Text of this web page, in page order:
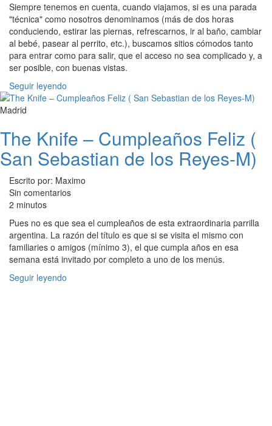
Siempre tenemos en cuenta, cuando viajamos, si es una parada
"técnica" como nosotros denominamos (más de dos horas
conduciendo, estirar las piernas, refrescarnos, ir al baño, cambiar
al bebé, pasear al perrito, etc.), buscamos sitios cómodos tanto
para entrar como para salir, que el acceso no sea complicado y, a
ser posible, con buenas vistas.
Seguir leyendo
Madrid
The Knife – Cumpleaños Feliz (
San Sebastian de los Reyes-M)
Escrito por: Maximo
Sin comentarios
2 minutos
Pues no es que sea el cumpleaños de esta extraordinaria parrilla
argentina. La razón del título es que si se visita el mismo con
familiaries o amigos (mínimo 3), el que cumpla años en esa
semana está invitado por completo a uno de los menús.
Seguir leyendo